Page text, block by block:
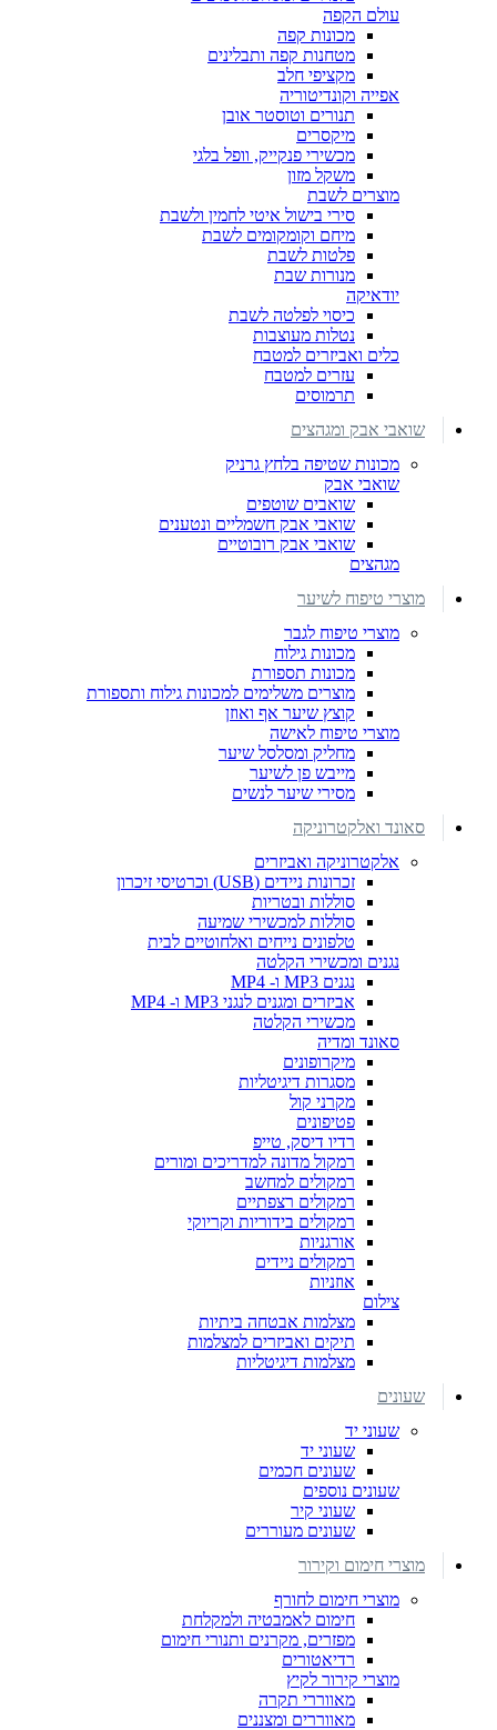
עולם הקפה
מכונות קפה
מטחנות קפה ותבלינים
מקציפי חלב
אפייה וקונדיטוריה
תנורים וטוסטר אובן
מיקסרים
מכשירי פנקייק, וופל בלגי
משקל מזון
מוצרים לשבת
סירי בישול איטי לחמין ולשבת
מיחם וקומקומים לשבת
פלטות לשבת
מנורות שבת
יודאיקה
כיסוי לפלטה לשבת
נטלות מעוצבות
כלים ואביזרים למטבח
עזרים למטבח
תרמוסים
שואבי אבק ומגהצים
מכונות שטיפה בלחץ גרניק
שואבי אבק
שואבים שוטפים
שואבי אבק חשמליים ונטענים
שואבי אבק רובוטיים
מגהצים
מוצרי טיפוח לשיער
מוצרי טיפוח לגבר
מכונות גילוח
מכונות תספורת
מוצרים משלימים למכונות גילוח ותספורת
קוצץ שיער אף ואוזן
מוצרי טיפוח לאישה
מחליק ומסלסל שיער
מייבש פן לשיער
מסירי שיער לנשים
סאונד ואלקטרוניקה
אלקטרוניקה ואביזרים
זכרונות ניידים (USB) וכרטיסי זיכרון
סוללות ובטריות
סוללות למכשירי שמיעה
טלפונים נייחים ואלחוטיים לבית
נגנים ומכשירי הקלטה
נגנים MP3 ו- MP4
אביזרים ומגנים לנגני MP3 ו- MP4
מכשירי הקלטה
סאונד ומדיה
מיקרופונים
מסגרות דיגיטליות
מקרני קול
פטיפונים
רדיו דיסק, טייפ
רמקול מדונה למדריכים ומורים
רמקולים למחשב
רמקולים רצפתיים
רמקולים בידוריות וקריוקי
אורגניות
רמקולים ניידים
אוזניות
צילום
מצלמות אבטחה ביתיות
תיקים ואביזרים למצלמות
מצלמות דיגיטליות
שעונים
שעוני יד
שעוני יד
שעונים חכמים
שעונים נוספים
שעוני קיר
שעונים מעוררים
מוצרי חימום וקירור
מוצרי חימום לחורף
חימום לאמבטיה ולמקלחת
מפזרים, מקרנים ותנורי חימום
רדיאטורים
מוצרי קירור לקיץ
מאווררי תקרה
מאווררים ומצננים